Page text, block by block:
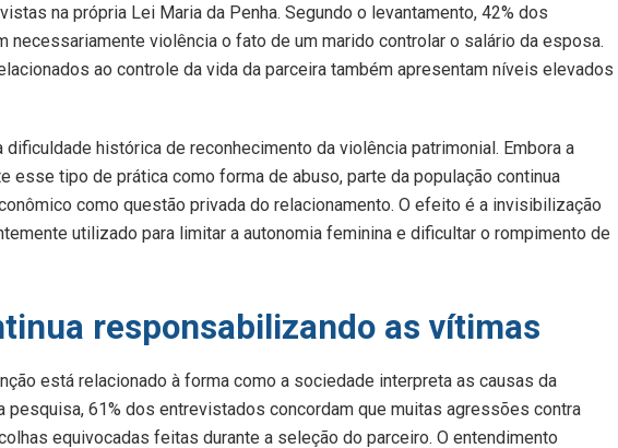
na própria Lei Maria da Penha. Segundo o levantamento, 42% dos
necessariamente violência o fato de um marido controlar o salário da esposa.
ao controle da vida da parceira também apresentam níveis elevados
dificuldade histórica de reconhecimento da violência patrimonial. Embora a
esse tipo de prática como forma de abuso, parte da população continua
como questão privada do relacionamento. O efeito é a invisibilização
utilizado para limitar a autonomia feminina e dificultar o rompimento de
responsabilizando as vítimas
está relacionado à forma como a sociedade interpreta as causas da
pesquisa, 61% dos entrevistados concordam que muitas agressões contra
equivocadas feitas durante a seleção do parceiro. O entendimento